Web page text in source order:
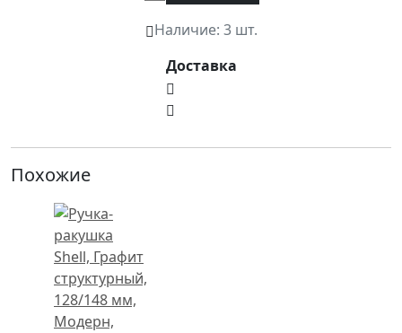
Наличие: 3 шт.
Доставка
Похожие